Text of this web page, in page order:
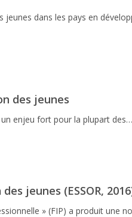
jeunes dans les pays en
des jeunes
enjeu fort pour la plupart des…
jeunes (ESSOR,
» (FIP) a produit une